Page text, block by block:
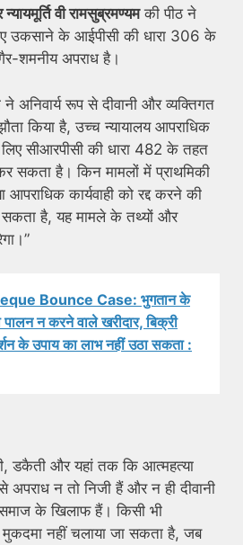
न्यायमूर्ति वी रामसुब्रमण्यमकी पीठ ने
उकसाने के आईपीसी की धारा 306 के
शमनीय अपराध है।
अनिवार्य रूप से दीवानी और व्यक्तिगत
किया है, उच्च न्यायालय आपराधिक
लिए सीआरपीसी की धारा 482 के तहत
सकता है। किन मामलों में प्राथमिकी
कार्यवाही को रद्द करने की
सकता है, यह मामले के तथ्यों और
Bounce Case: भुगतान के
न करने वाले खरीदार, बिक्री
के उपाय का लाभ नहीं उठा सकता :
डकैती और यहां तक ​​कि आत्महत्या
न तो निजी हैं और न ही दीवानी
के खिलाफ हैं। किसी भी
मुकदमा नहीं चलाया जा सकता है, जब